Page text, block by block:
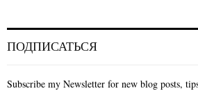
ПОДПИСАТЬСЯ
Subscribe my Newsletter for new blog posts,